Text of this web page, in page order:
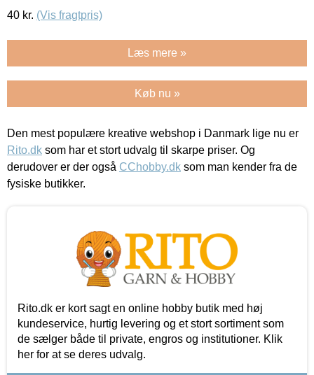
40 kr. (Vis fragtpris)
Læs mere »
Køb nu »
Den mest populære kreative webshop i Danmark lige nu er
Rito.dk som har et stort udvalg til skarpe priser. Og
derudover er der også CChobby.dk som man kender fra de
fysiske butikker.
Rito.dk er kort sagt en online hobby butik med høj
kundeservice, hurtig levering og et stort sortiment som
de sælger både til private, engros og institutioner. Klik
her for at se deres udvalg.